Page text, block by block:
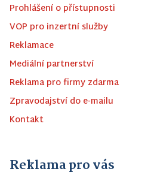
Prohlášení o přístupnosti
VOP pro inzertní služby
Reklamace
Mediální partnerství
Reklama pro firmy zdarma
Zpravodajství do e-mailu
Kontakt
Reklama pro vás